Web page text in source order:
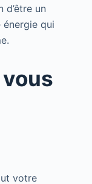
d’être un
énergie qui
votre